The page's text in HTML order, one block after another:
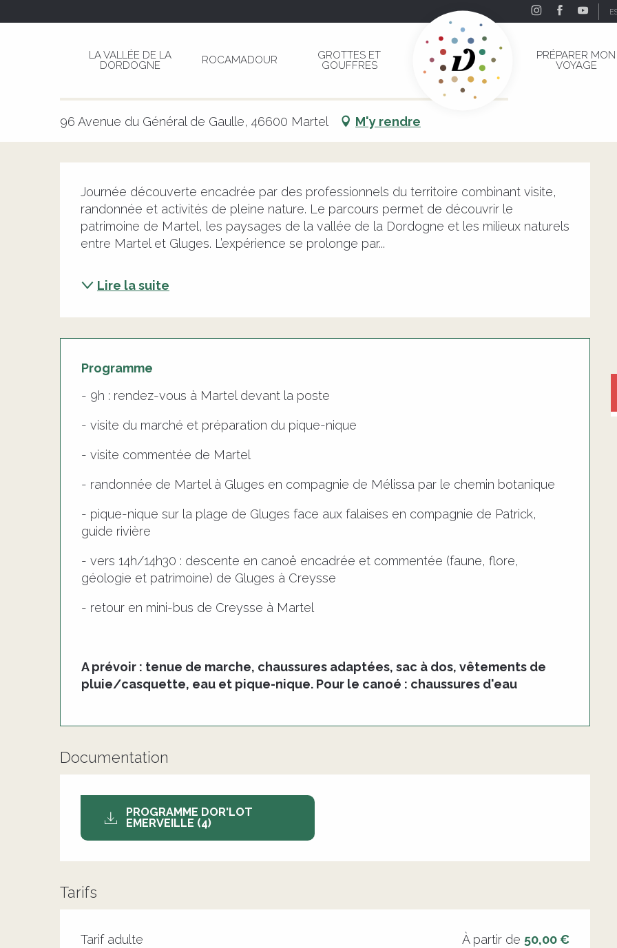
LA VALLÉE DE LA
DORDOGNE
ROCAMADOUR
GROTTES ET
GOUFFRES
PRÉPARER MON
VOYAGE
Dor'Lot Emerveille : Journée découverte en Vallée de la Dordogne
Dor'Lot Emerveille : Journée découverte en Vallée de la Dordogne
VISITE GUIDÉE
96 Avenue du Général de Gaulle, 46600 Martel M'y rendre
Journée découverte encadrée par des professionnels du territoire combinant visite,
randonnée et activités de pleine nature. Le parcours permet de découvrir le
patrimoine de Martel, les paysages de la vallée de la Dordogne et les milieux naturels
entre Martel et Gluges. L’expérience se prolonge par...
Lire la suite
Programme
- 9h : rendez-vous à Martel devant la poste
- visite du marché et préparation du pique-nique
- visite commentée de Martel
- randonnée de Martel à Gluges en compagnie de Mélissa par le chemin botanique
- pique-nique sur la plage de Gluges face aux falaises en compagnie de Patrick,
guide rivière
- vers 14h/14h30 : descente en canoë encadrée et commentée (faune, flore,
géologie et patrimoine) de Gluges à Creysse
- retour en mini-bus de Creysse à Martel
A prévoir : tenue de marche, chaussures adaptées, sac à dos, vêtements de
pluie/casquette, eau et pique-nique. Pour le canoé : chaussures d'eau
Documentation
PROGRAMME DOR'LOT
EMERVEILLE (4)
Tarifs
Tarifs 2026
Tarif adulte À partir de 50,00 €